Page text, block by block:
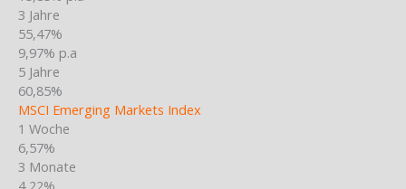
3 Jahre
55,47%
9,97% p.a
5 Jahre
60,85%
MSCI Emerging Markets Index
1 Woche
6,57%
3 Monate
4,22%